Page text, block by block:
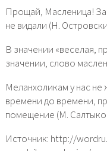
Прощай, Масленица!
не видали (Н.
В значении «веселая,
значении, слово
Меланхоликам у нас
времени до времени,
помещение (М.
Источник: http://